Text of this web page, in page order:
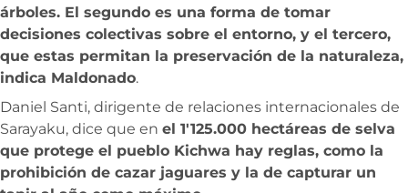
árboles. El segundo es una forma de tomar
decisiones colectivas sobre el entorno, y el tercero,
que estas permitan la preservación de la naturaleza,
indica Maldonado.
Daniel Santi, dirigente de relaciones internacionales de
Sarayaku, dice que en el 1′125.000 hectáreas de selva
que protege el pueblo Kichwa hay reglas, como la
prohibición de cazar jaguares y la de capturar un